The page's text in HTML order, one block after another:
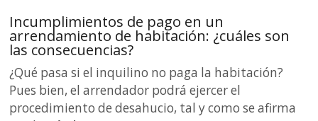
Incumplimientos de pago en un
arrendamiento de habitación: ¿cuáles son
las consecuencias?
¿Qué pasa si el inquilino no paga la habitación?
Pues bien, el arrendador podrá ejercer el
procedimiento de desahucio, tal y como se afirma